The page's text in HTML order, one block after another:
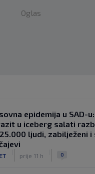
Oglas
epidemija u SAD-
u iceberg salati
ljudi, zabilježeni i
prije 11 h 0